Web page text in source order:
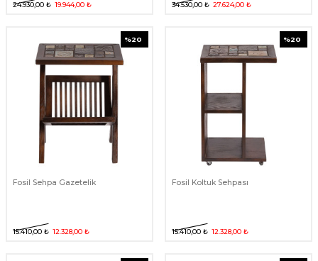
24.930,00 ₺ 19.944,00 ₺ 34.530,00 ₺ 27.624,00 ₺
%20
Fosil Sehpa Gazetelik
15.410,00 ₺ 12.328,00 ₺
%20
Fosil Koltuk Sehpası
15.410,00 ₺ 12.328,00 ₺